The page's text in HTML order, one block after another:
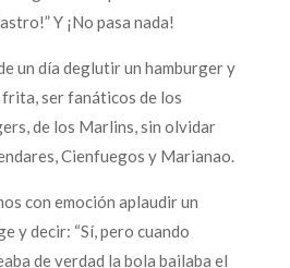
Y ¡No pasa nada!
un día deglutir un hamburger y
ser fanáticos de los
de los Marlins, sin olvidar
Cienfuegos y Marianao.
con emoción aplaudir un
y decir: “Sí, pero cuando
de verdad la bola bailaba el